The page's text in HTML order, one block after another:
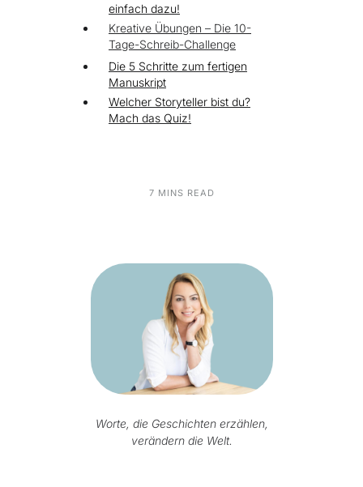
einfach dazu!
Kreative Übungen – Die 10-
Tage-Schreib-Challenge
Die 5 Schritte zum fertigen
Manuskript
Welcher Storyteller bist du?
Mach das Quiz!
7 MINS READ
Worte, die Geschichten erzählen,
verändern die Welt.